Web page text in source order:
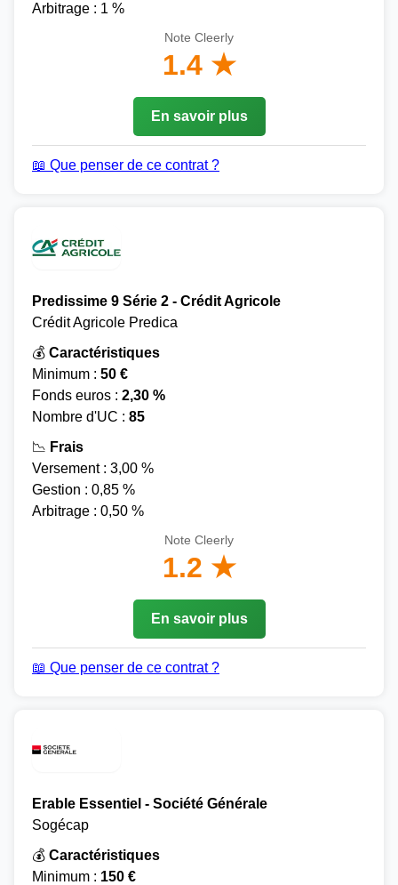
Arbitrage : 1 %
Note Cleerly
1.4 ★
En savoir plus
📖 Que penser de ce contrat ?
Predissime 9 Série 2 - Crédit Agricole
Crédit Agricole Predica
💰 Caractéristiques
Minimum : 50 €
Fonds euros : 2,30 %
Nombre d'UC : 85
📉 Frais
Versement : 3,00 %
Gestion : 0,85 %
Arbitrage : 0,50 %
Note Cleerly
1.2 ★
En savoir plus
📖 Que penser de ce contrat ?
Erable Essentiel - Société Générale
Sogécap
💰 Caractéristiques
Minimum : 150 €